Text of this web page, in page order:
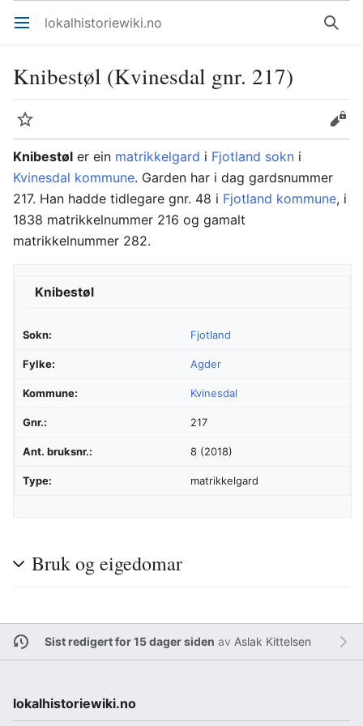
Åpne hovedmenyen lokalhistoriewiki.no Søk
Knibestøl (Kvinesdal gnr. 217)
Overvåk
Rediger
Knibestøl er ein matrikkelgard i Fjotland sokn i
Kvinesdal kommune. Garden har i dag gardsnummer
217. Han hadde tidlegare gnr. 48 i Fjotland kommune, i
1838 matrikkelnummer 216 og gamalt
matrikkelnummer 282.
Knibestøl
Sokn: Fjotland
Fylke: Agder
Kommune: Kvinesdal
Gnr.: 217
Ant. bruksnr.: 8 (2018)
Type: matrikkelgard
Bruk og eigedomar
Sist redigert for 15 dager siden av Aslak Kittelsen
lokalhistoriewiki.no